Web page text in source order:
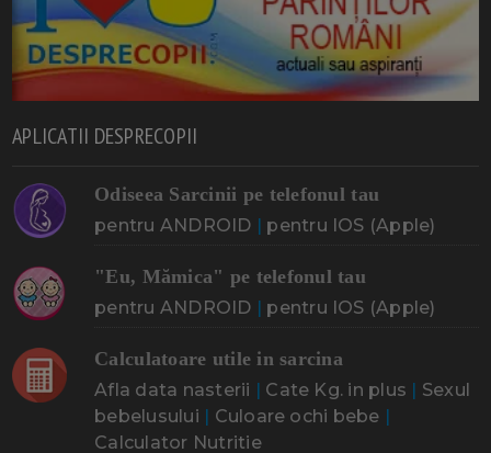
APLICATII DESPRECOPII
Odiseea Sarcinii pe telefonul tau
pentru ANDROID | pentru IOS (Apple)
"Eu, Mămica" pe telefonul tau
pentru ANDROID | pentru IOS (Apple)
Calculatoare utile in sarcina
Afla data nasterii | Cate Kg. in plus | Sexul
bebelusului | Culoare ochi bebe |
Calculator Nutritie